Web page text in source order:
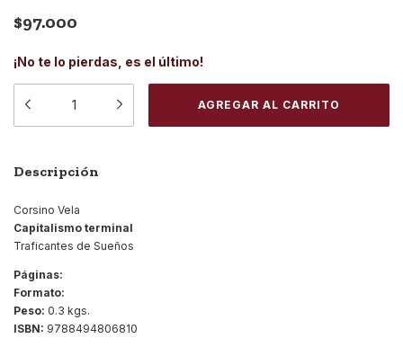
$97.000
¡No te lo pierdas, es el último!
Descripción
Corsino Vela
Capitalismo terminal
Traficantes de Sueños
Páginas:
Formato:
Peso: 0.3 kgs.
ISBN: 9788494806810